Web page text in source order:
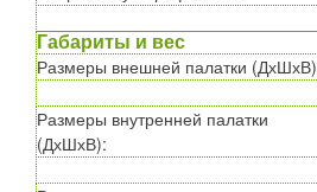
Габариты и вес
Размеры внешней палатки (ДхШхВ)
Размеры внутренней палатки
(ДхШхВ):